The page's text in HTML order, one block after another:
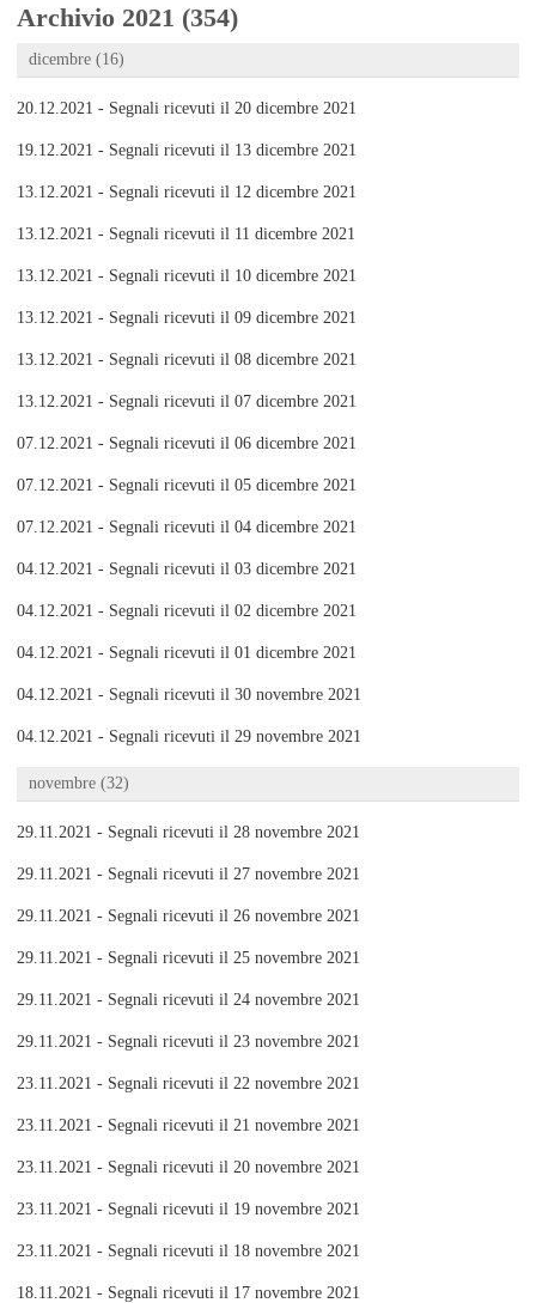
Archivio 2021 (354)
dicembre (16)
20.12.2021 - Segnali ricevuti il 20 dicembre 2021
19.12.2021 - Segnali ricevuti il 13 dicembre 2021
13.12.2021 - Segnali ricevuti il 12 dicembre 2021
13.12.2021 - Segnali ricevuti il 11 dicembre 2021
13.12.2021 - Segnali ricevuti il 10 dicembre 2021
13.12.2021 - Segnali ricevuti il 09 dicembre 2021
13.12.2021 - Segnali ricevuti il 08 dicembre 2021
13.12.2021 - Segnali ricevuti il 07 dicembre 2021
07.12.2021 - Segnali ricevuti il 06 dicembre 2021
07.12.2021 - Segnali ricevuti il 05 dicembre 2021
07.12.2021 - Segnali ricevuti il 04 dicembre 2021
04.12.2021 - Segnali ricevuti il 03 dicembre 2021
04.12.2021 - Segnali ricevuti il 02 dicembre 2021
04.12.2021 - Segnali ricevuti il 01 dicembre 2021
04.12.2021 - Segnali ricevuti il 30 novembre 2021
04.12.2021 - Segnali ricevuti il 29 novembre 2021
novembre (32)
29.11.2021 - Segnali ricevuti il 28 novembre 2021
29.11.2021 - Segnali ricevuti il 27 novembre 2021
29.11.2021 - Segnali ricevuti il 26 novembre 2021
29.11.2021 - Segnali ricevuti il 25 novembre 2021
29.11.2021 - Segnali ricevuti il 24 novembre 2021
29.11.2021 - Segnali ricevuti il 23 novembre 2021
23.11.2021 - Segnali ricevuti il 22 novembre 2021
23.11.2021 - Segnali ricevuti il 21 novembre 2021
23.11.2021 - Segnali ricevuti il 20 novembre 2021
23.11.2021 - Segnali ricevuti il 19 novembre 2021
23.11.2021 - Segnali ricevuti il 18 novembre 2021
18.11.2021 - Segnali ricevuti il 17 novembre 2021